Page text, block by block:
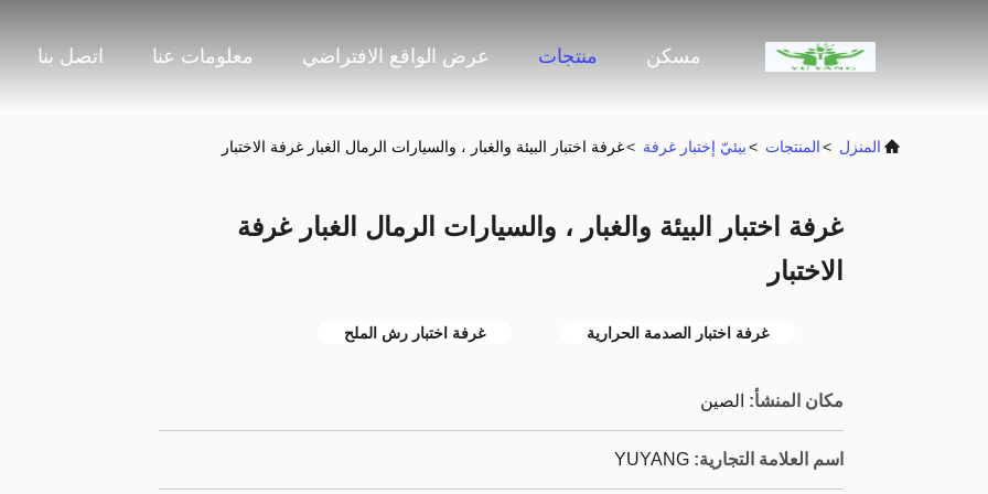
مسكن منتجات عرض الواقع الافتراضي معلومات عنا اتصل بنا
المنزل >المنتجات >بيئيّ إختبار غرفة >غرفة اختبار البيئة والغبار ، والسيارات الرمال الغبار غرفة الاختبار
غرفة اختبار البيئة والغبار ، والسيارات الرمال الغبار غرفة
الاختبار
غرفة اختبار الصدمة الحرارية غرفة اختبار رش الملح
مكان المنشأ: الصين
اسم العلامة التجارية: YUYANG